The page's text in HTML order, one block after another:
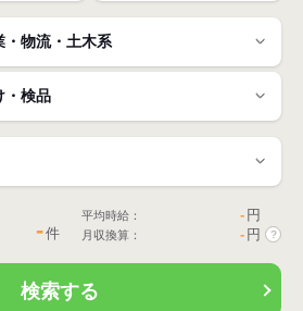
-件
平均時給： - 円
月収換算： - 円 ?
検索する